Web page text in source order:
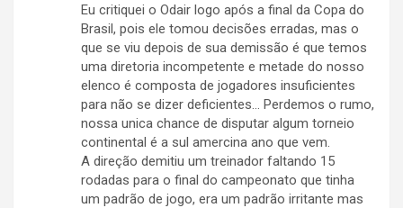
Eu critiquei o Odair logo após a final da Copa do
Brasil, pois ele tomou decisões erradas, mas o
que se viu depois de sua demissão é que temos
uma diretoria incompetente e metade do nosso
elenco é composta de jogadores insuficientes
para não se dizer deficientes… Perdemos o rumo,
nossa unica chance de disputar algum torneio
continental é a sul amercina ano que vem.
A direção demitiu um treinador faltando 15
rodadas para o final do campeonato que tinha
um padrão de jogo, era um padrão irritante mas